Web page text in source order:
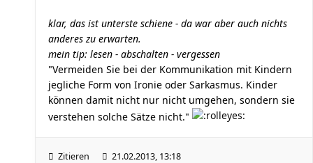
klar, das ist unterste schiene - da war aber auch nichts
anderes zu erwarten.
mein tip: lesen - abschalten - vergessen
"Vermeiden Sie bei der Kommunikation mit Kindern
jegliche Form von Ironie oder Sarkasmus. Kinder
können damit nicht nur nicht umgehen, sondern sie
verstehen solche Sätze nicht."
Zitieren 21.02.2013, 13:18